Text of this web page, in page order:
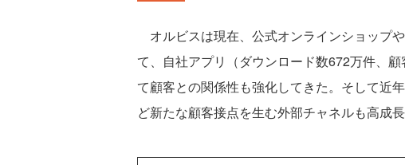
オルビスは現在、公式オンラインショップ
て、自社アプリ（ダウンロード数672万件、
て顧客との関係性も強化してきた。そして近
ど新たな顧客接点を生む外部チャネルも高成長